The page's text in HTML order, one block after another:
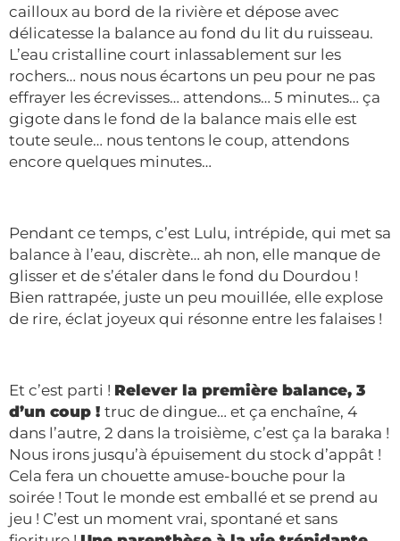
cailloux au bord de la rivière et dépose avec
délicatesse la balance au fond du lit du ruisseau.
L’eau cristalline court inlassablement sur les
rochers… nous nous écartons un peu pour ne pas
effrayer les écrevisses… attendons… 5 minutes… ça
gigote dans le fond de la balance mais elle est
toute seule… nous tentons le coup, attendons
encore quelques minutes…
Pendant ce temps, c’est Lulu, intrépide, qui met sa
balance à l’eau, discrète… ah non, elle manque de
glisser et de s’étaler dans le fond du Dourdou !
Bien rattrapée, juste un peu mouillée, elle explose
de rire, éclat joyeux qui résonne entre les falaises !
Et c’est parti ! Relever la première balance, 3
d’un coup ! truc de dingue… et ça enchaîne, 4
dans l’autre, 2 dans la troisième, c’est ça la baraka !
Nous irons jusqu’à épuisement du stock d’appât !
Cela fera un chouette amuse-bouche pour la
soirée ! Tout le monde est emballé et se prend au
jeu ! C’est un moment vrai, spontané et sans